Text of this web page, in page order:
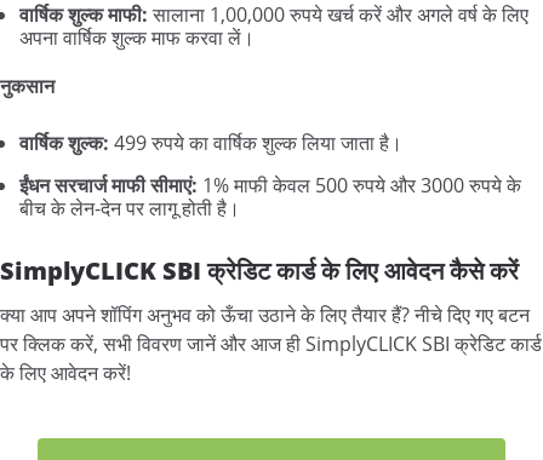
वार्षिकशुल्कमाफी: सालाना 1,00,000 रुपये खर्च करें और अगले वर्ष के लिए
अपना वार्षिक शुल्क माफ करवा लें।
नुकसान
वार्षिकशुल्क: 499 रुपये का वार्षिक शुल्क लिया जाता है।
ईंधनसरचार्जमाफीसीमाएं: 1% माफी केवल 500 रुपये और 3000 रुपये के
बीच के लेन-देन पर लागू होती है।
SimplyCLICK SBIक्रेडिटकार्डकेलिएआवेदनकैसेकरें
क्या आप अपने शॉपिंग अनुभव को ऊँचा उठाने के लिए तैयार हैं? नीचे दिए गए बटन
पर क्लिक करें, सभी विवरण जानें और आज ही SimplyCLICK SBI क्रेडिट कार्ड
के लिए आवेदन करें!